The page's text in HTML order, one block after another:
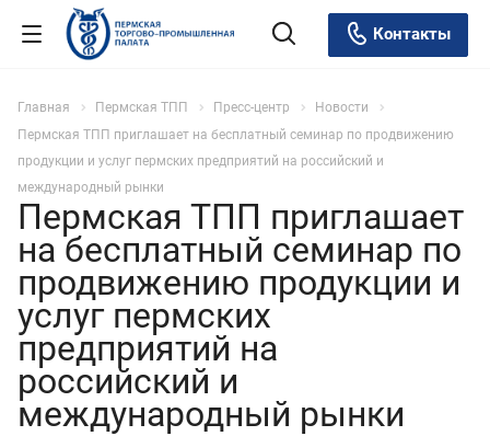
Контакты
Главная Пермская ТПП Пресс-центр
Новости
Пермская ТПП приглашает на бесплатный семинар по продвижению
продукции и услуг пермских предприятий на российский и
международный рынки
Пермская ТПП приглашает
на бесплатный семинар по
продвижению продукции и
услуг пермских
предприятий на
российский и
международный рынки